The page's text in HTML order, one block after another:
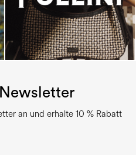
an und erhalte 10 % Rabatt